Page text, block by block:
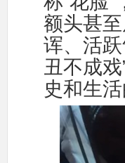
额头甚
诨、活
丑不成戏
史和生活